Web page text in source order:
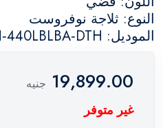
النوع: ثلاجة نوفروست
الموديل: URN‑440LBLBA‑DTH
19,899.00 جنيه
غير متوفر